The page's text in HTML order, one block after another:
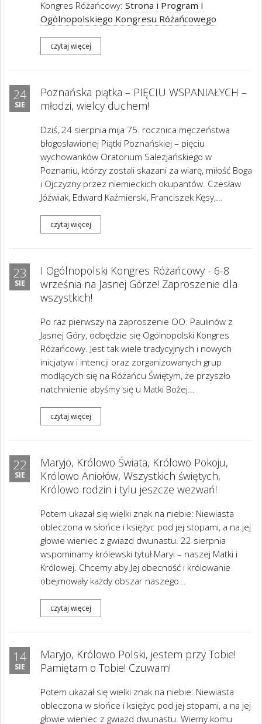
Kongres Różańcowy: Strona i Program I
Ogólnopolskiego Kongresu Różańcowego
czytaj więcej
24
SIE
Poznańska piątka – PIĘCIU WSPANIAŁYCH –
młodzi, wielcy duchem!
Dziś, 24 sierpnia mija 75. rocznica męczeństwa
błogosławionej Piątki Poznańskiej – pięciu
wychowanków Oratorium Salezjańskiego w
Poznaniu, którzy zostali skazani za wiarę, miłość Boga
i Ojczyzny przez niemieckich okupantów. Czesław
Jóźwiak, Edward Kaźmierski, Franciszek Kęsy,...
czytaj więcej
23
SIE
I Ogólnopolski Kongres Różańcowy - 6-8
września na Jasnej Górze! Zaproszenie dla
wszystkich!
Po raz pierwszy na zaproszenie OO. Paulinów z
Jasnej Góry, odbędzie się Ogólnopolski Kongres
Różańcowy. Jest tak wiele tradycyjnych i nowych
inicjatyw i intencji oraz zorganizowanych grup
modlących się na Różańcu Świętym, że przyszło
natchnienie abyśmy się u Matki Bożej...
czytaj więcej
22
SIE
Maryjo, Królowo Świata, Królowo Pokoju,
Królowo Aniołów, Wszystkich świętych,
Królowo rodzin i tylu jeszcze wezwań!
Potem ukazał się wielki znak na niebie: Niewiasta
obleczona w słońce i księżyc pod jej stopami, a na jej
głowie wieniec z gwiazd dwunastu. 22 sierpnia
wspominamy królewski tytuł Maryi – naszej Matki i
Królowej. Chcemy aby Jej obecność i królowanie
obejmowały każdy obszar naszego...
czytaj więcej
14
SIE
Maryjo, Królowo Polski, jestem przy Tobie!
Pamiętam o Tobie! Czuwam!
Potem ukazał się wielki znak na niebie: Niewiasta
obleczona w słońce i księżyc pod jej stopami, a na jej
głowie wieniec z gwiazd dwunastu. Wiemy komu